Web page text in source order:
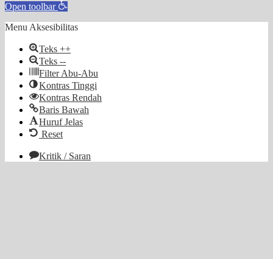
Open toolbar
Menu Aksesibilitas
Teks ++
Teks --
Filter Abu-Abu
Kontras Tinggi
Kontras Rendah
Baris Bawah
Huruf Jelas
Reset
Kritik / Saran